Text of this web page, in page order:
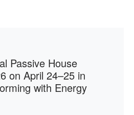
Passive House
on April 24–25 in
with Energy